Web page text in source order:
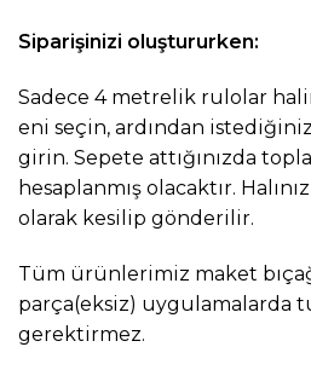
Siparişinizi oluştururken:
Sadece 4 metrelik rulolar
eni seçin, ardından
girin. Sepete attığınızda
hesaplanmış olacaktır.
olarak kesilip gönderilir.
Tüm ürünlerimiz maket
parça(eksiz) uygulamalarda
gerektirmez.